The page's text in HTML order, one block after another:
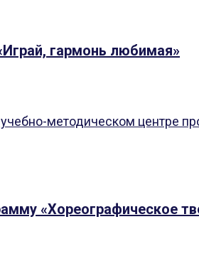
гармонь любимая»
методическом центре
«Хореографическое